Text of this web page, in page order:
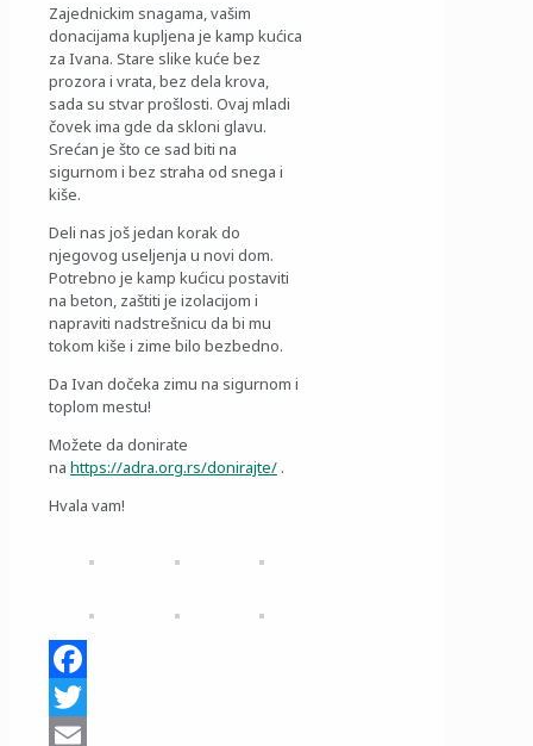
Zajednickim snagama, vašim
donacijama kupljena je kamp kućica
za Ivana. Stare slike kuće bez
prozora i vrata, bez dela krova,
sada su stvar prošlosti. Ovaj mladi
čovek ima gde da skloni glavu.
Srećan je što ce sad biti na
sigurnom i bez straha od snega i
kiše.
Deli nas još jedan korak do
njegovog useljenja u novi dom.
Potrebno je kamp kućicu postaviti
na beton, zaštiti je izolacijom i
napraviti nadstrešnicu da bi mu
tokom kiše i zime bilo bezbedno.
Da Ivan dočeka zimu na sigurnom i
toplom mestu!
Možete da donirate
na https://adra.org.rs/donirajte/ .
Hvala vam!
Facebook
Twitter